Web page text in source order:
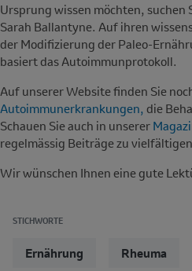
Ursprung wissen möchten, suchen
Sarah Ballantyne. Auf ihren
der Modifizierung der Paleo-
basiert das Autoimmunprotokoll.
Auf unserer Website finden Sie
Autoimmunerkrankungen, die
Schauen Sie auch in unserer
regelmässig Beiträge zu
Wir wünschen Ihnen eine gute
STICHWORTE
Ernährung Rheuma